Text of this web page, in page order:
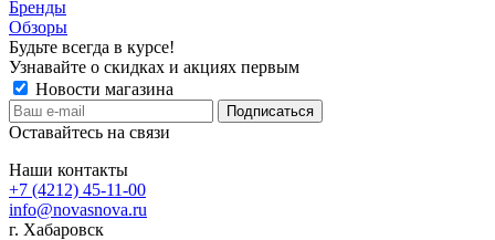
Бренды
Обзоры
Будьте всегда в курсе!
Узнавайте о скидках и акциях первым
Новости магазина
Оставайтесь на связи
Наши контакты
+7 (4212) 45-11-00
info@novasnova.ru
г. Хабаровск